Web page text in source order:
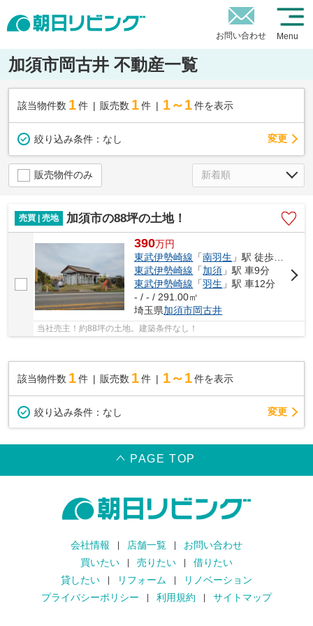
お問い合わせ Menu
加須市岡古井 不動産一覧
該当物件数 1件 販売数 1 件 1～1 件を表示
絞り込み条件： なし 変更
販売物件のみ
売買 | 売地 加須市の88坪の土地！
390万円
東武伊勢崎線 「南羽生 」駅 徒歩24分
東武伊勢崎線 「加須 」駅 車9分
東武伊勢崎線 「羽生 」駅 車12分
- / - / 291.00㎡
埼玉県加須市岡古井
当社売主！約88坪の土地。建築条件なし！
該当物件数 1件 販売数 1 件 1～1 件を表示
絞り込み条件： なし 変更
PAGE TOP
会社情報 店舗一覧
お問い合わせ
買いたい
売りたい
借りたい
貸したい
リフォーム
リノベーション
プライバシーポリシー
利用規約 サイトマップ